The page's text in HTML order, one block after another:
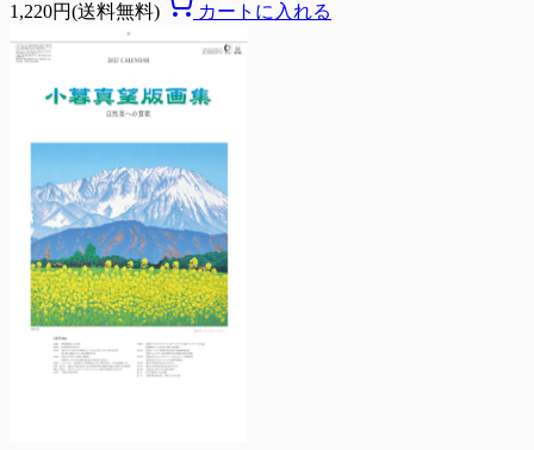
1,220円(送料無料) カートに入れる